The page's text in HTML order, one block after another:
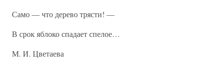
Само — что дерево трясти! —
В срок яблоко спадает спелое…
М. И. Цветаева